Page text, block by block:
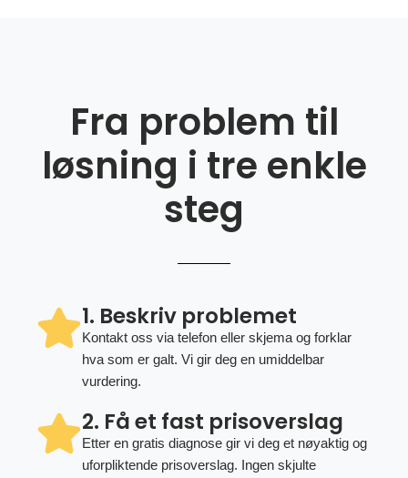
Fra problem til
løsning i tre enkle
steg
1. Beskriv problemet
Kontakt oss via telefon eller skjema og forklar
hva som er galt. Vi gir deg en umiddelbar
vurdering.
2. Få et fast prisoverslag
Etter en gratis diagnose gir vi deg et nøyaktig og
uforpliktende prisoverslag. Ingen skjulte